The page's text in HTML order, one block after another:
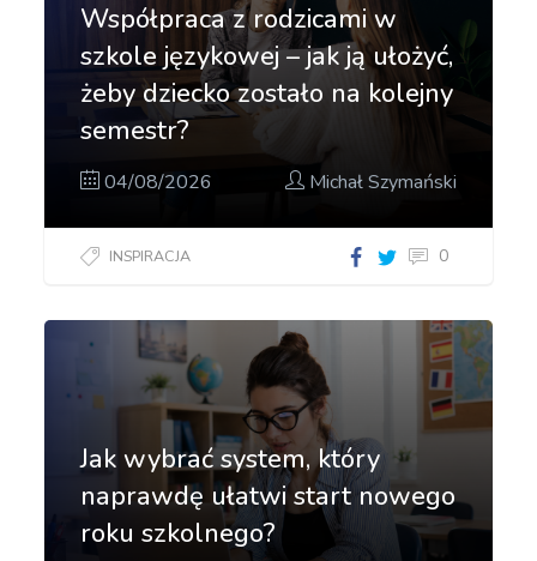
Współpraca z rodzicami w
szkole językowej – jak ją ułożyć,
żeby dziecko zostało na kolejny
semestr?
04/08/2026 Michał Szymański
INSPIRACJA 0
Jak wybrać system, który
naprawdę ułatwi start nowego
roku szkolnego?